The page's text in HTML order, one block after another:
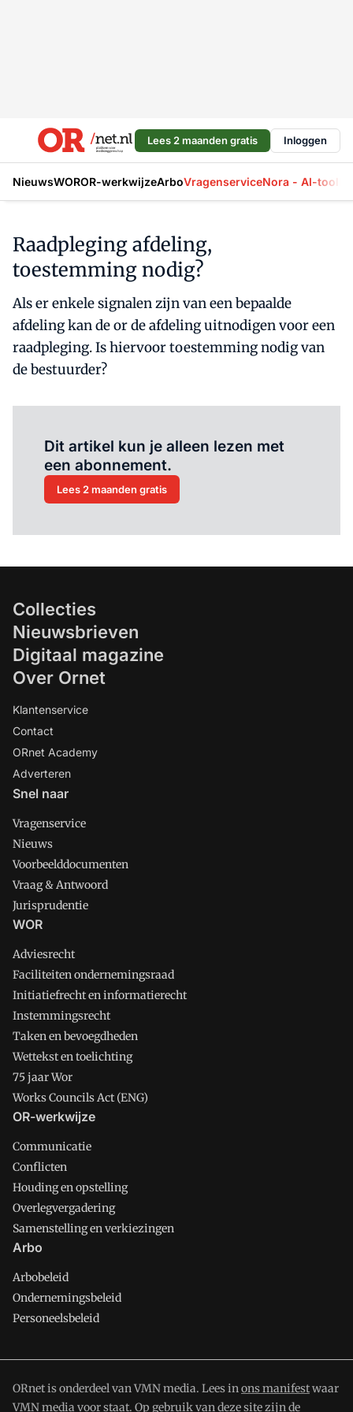
Lees 2 maanden gratis Inloggen
NieuwsWOROR-werkwijzeArboVragenserviceNora - AI-tool
Raadpleging afdeling,
toestemming nodig?
Als er enkele signalen zijn van een bepaalde
afdeling kan de or de afdeling uitnodigen voor een
raadpleging. Is hiervoor toestemming nodig van
de bestuurder?
Dit artikel kun je alleen lezen met
een abonnement.
Lees 2 maanden gratis
Collecties
Nieuwsbrieven
Digitaal magazine
Over Ornet
Klantenservice
Contact
ORnet Academy
Adverteren
Snel naar
Vragenservice
Nieuws
Voorbeelddocumenten
Vraag & Antwoord
Jurisprudentie
WOR
Adviesrecht
Faciliteiten ondernemingsraad
Initiatiefrecht en informatierecht
Instemmingsrecht
Taken en bevoegdheden
Wettekst en toelichting
75 jaar Wor
Works Councils Act (ENG)
OR-werkwijze
Communicatie
Conflicten
Houding en opstelling
Overlegvergadering
Samenstelling en verkiezingen
Arbo
Arbobeleid
Ondernemingsbeleid
Personeelsbeleid
ORnet is onderdeel van VMN media. Lees inons manifestwaar
VMN media voor staat. Op gebruik van deze site zijn de